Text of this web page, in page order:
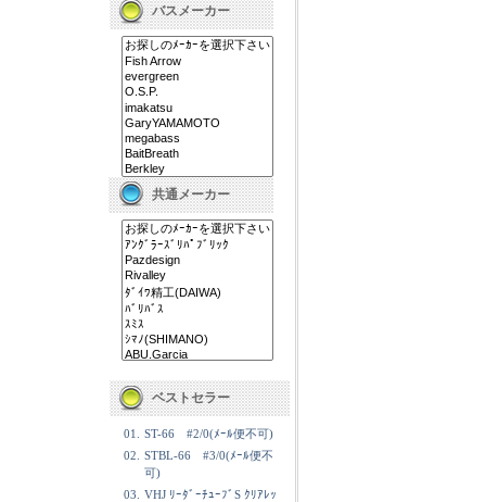
バスメーカー
共通メーカー
ベストセラー
01.
ST-66 #2/0(ﾒｰﾙ便不可)
02.
STBL-66 #3/0(ﾒｰﾙ便不
可)
03.
VHJ ﾘｰﾀﾞｰﾁｭｰﾌﾞS ｸﾘｱﾚｯ